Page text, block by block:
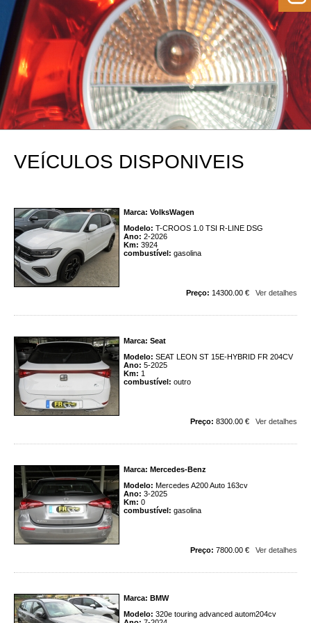
VEÍCULOS DISPONIVEIS
Marca: VolksWagen
Modelo: T-CROOS 1.0 TSI R-LINE DSG
Ano: 2-2026
Km: 3924
combustível: gasolina
Preço: 14300.00 € Ver detalhes
Marca: Seat
Modelo: SEAT LEON ST 15E-HYBRID FR 204CV
Ano: 5-2025
Km: 1
combustível: outro
Preço: 8300.00 € Ver detalhes
Marca: Mercedes-Benz
Modelo: Mercedes A200 Auto 163cv
Ano: 3-2025
Km: 0
combustível: gasolina
Preço: 7800.00 € Ver detalhes
Marca: BMW
Modelo: 320e touring advanced autom204cv